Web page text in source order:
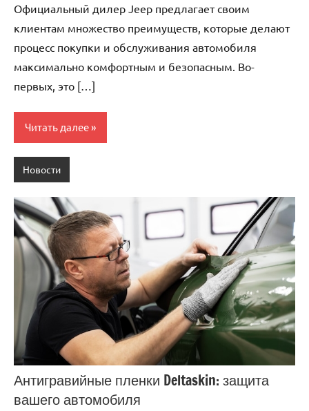
Официальный дилер Jeep предлагает своим
клиентам множество преимуществ, которые делают
процесс покупки и обслуживания автомобиля
максимально комфортным и безопасным. Во-
первых, это […]
Читать далее
Новости
Антигравийные пленки Deltaskin: защита
вашего автомобиля